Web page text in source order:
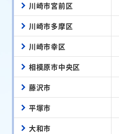
川崎市宮前区
川崎市多摩区
川崎市幸区
相模原市中央区
藤沢市
平塚市
大和市